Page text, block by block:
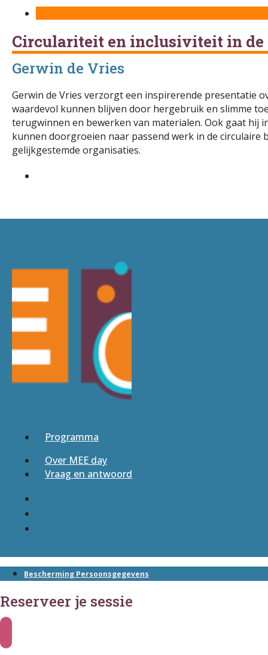
Circulariteit en inclusiviteit in de
Gerwin de Vries
Gerwin de Vries verzorgt een inspirerende presentatie
waardevol kunnen blijven door hergebruik en slimme
terugwinnen en bewerken van materialen. Ook gaat hij
kunnen doorgroeien naar passend werk in de circulaire
gelijkgestemde organisaties.
Programma
Over MEE day
Vraag en antwoord
Bescherming Persoonsgegevens
Reserveer je sessie